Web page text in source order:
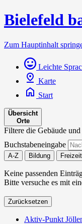
Bielefeld
Zum Hauptinhalt
Leichte
Karte
Start
Übersicht
Orte
Filtere die Gebäude
Buchstabeneingabe
A-Z Bildung Freizeit
Keine passenden
Bitte versuche es mit
Zurücksetzen
Aktiv-Punkt